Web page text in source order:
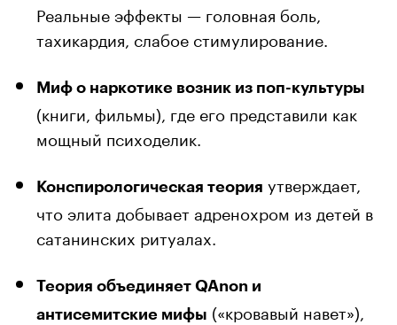
Реальные эффекты — головная боль,
тахикардия, слабое стимулирование.
Миф о наркотике возник из поп-культуры
(книги, фильмы), где его представили как
мощный психоделик.
Конспирологическая теория утверждает,
что элита добывает адренохром из детей в
сатанинских ритуалах.
Теория объединяет QAnon и
антисемитские мифы («кровавый навет»),